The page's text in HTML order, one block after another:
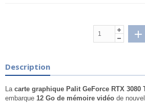
Description
La carte graphique Palit GeForce RTX 3080
embarque 12 Go de mémoire vidéo de